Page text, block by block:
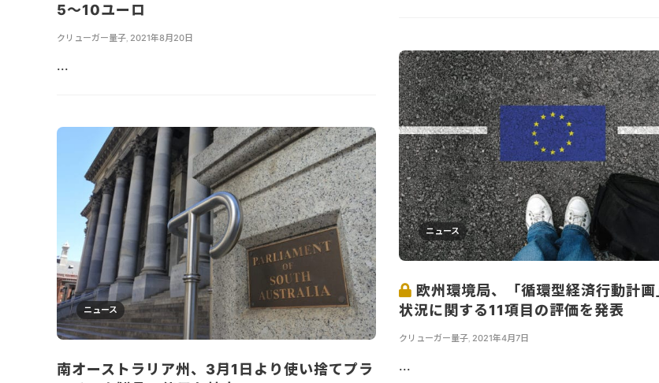
5～10ユーロ
クリューガー量子 2021年8月20日
...
ニュース
欧州環境局、「循環型経済行動計
状況に関する11項目の評価を発表
クリューガー量子, 2021年4月7日
...
ニュース
南オーストラリア州、3月1日より使い捨てプラ